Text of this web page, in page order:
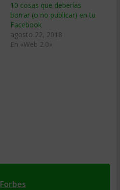
10 cosas que deberías
borrar (o no publicar) en tu
Facebook
agosto 22, 2018
En «Web 2.0»
Forbes